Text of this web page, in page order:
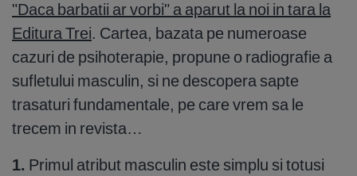
"Daca barbatii ar vorbi" a aparut la noi in tara la
Editura Trei. Cartea, bazata pe numeroase
cazuri de psihoterapie, propune o radiografie a
sufletului masculin, si ne descopera sapte
trasaturi fundamentale, pe care vrem sa le
trecem in revista…
1. Primul atribut masculin este simplu si totusi